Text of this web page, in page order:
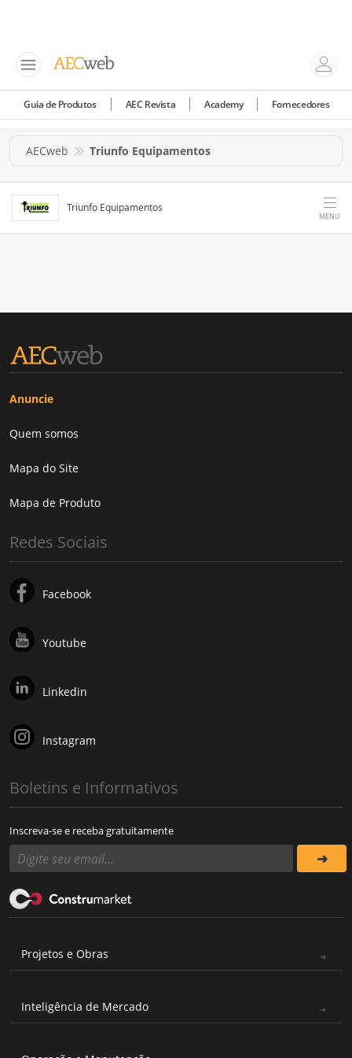
Guia de Produtos AEC Revista Academy Fornecedores
AECweb Triunfo Equipamentos
Triunfo Equipamentos
MENU
Anuncie
Quem somos
Mapa do Site
Mapa de Produto
Redes Sociais
Facebook
Youtube
Linkedin
Instagram
Boletins e Informativos
Inscreva-se e receba gratuitamente
Projetos e Obras
Inteligência de Mercado